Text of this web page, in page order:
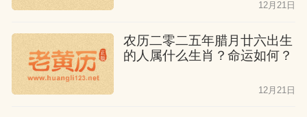
12月21日
农历二零二五年腊月廿六出生
的人属什么生肖？命运如何？
12月21日